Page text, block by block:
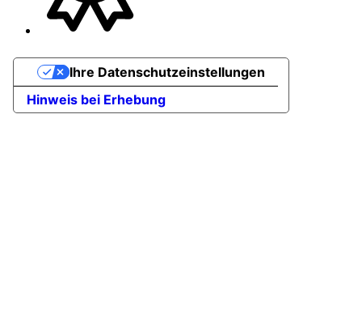
Hinweis bei Erhebung
Ihre Datenschutzeinstellungen